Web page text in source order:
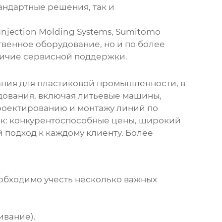
решения, так и
Molding Systems, Sumitomo
оборудование, но и по более
сервисной поддержки.
для пластиковой промышленности, в
включая литьевые машины,
и монтажу линий по
конкурентоспособные цены, широкий
к каждому клиенту. Более
учесть несколько важных